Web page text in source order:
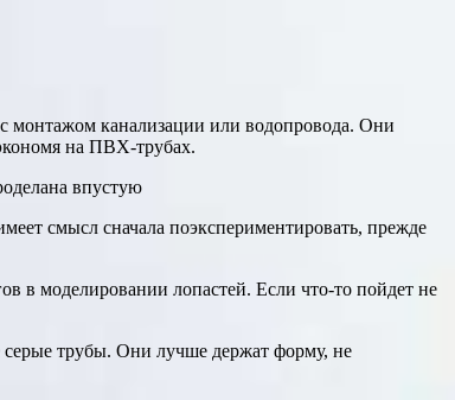
монтажом канализации или водопровода. Они
на ПВХ-трубах.
впустую
смысл сначала поэкспериментировать, прежде
в моделировании лопастей. Если что-то пойдет не
серые трубы. Они лучше держат форму, не